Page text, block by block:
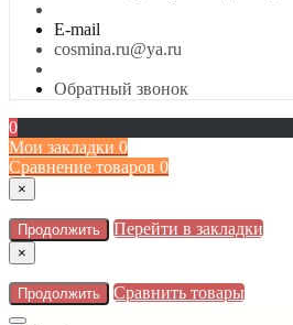
E-mail
cosmina.ru@ya.ru
Обратный звонок
0
Мои закладки 0
Сравнение товаров 0
×
Продолжить Перейти в закладки
×
Продолжить Сравнить товары